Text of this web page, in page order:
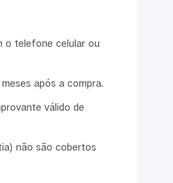
o telefone celular ou
após a compra.
válido de
não são cobertos